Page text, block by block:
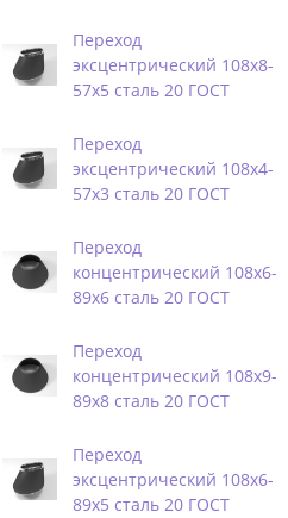
Переход
эксцентрический 108х8-
57х5 сталь 20 ГОСТ
Переход
эксцентрический 108х4-
57х3 сталь 20 ГОСТ
Переход
концентрический 108х6-
89х6 сталь 20 ГОСТ
Переход
концентрический 108х9-
89х8 сталь 20 ГОСТ
Переход
эксцентрический 108х6-
89х5 сталь 20 ГОСТ